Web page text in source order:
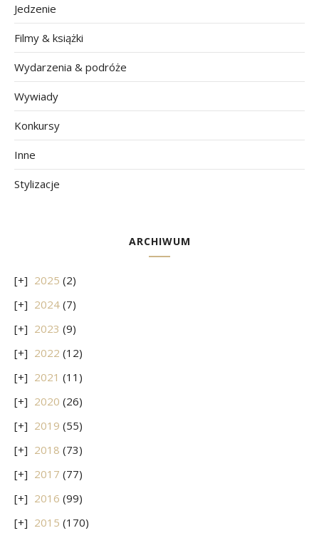
Jedzenie
Filmy & książki
Wydarzenia & podróże
Wywiady
Konkursy
Inne
Stylizacje
ARCHIWUM
2025 (2)
2024 (7)
2023 (9)
2022 (12)
2021 (11)
2020 (26)
2019 (55)
2018 (73)
2017 (77)
2016 (99)
2015 (170)